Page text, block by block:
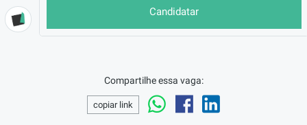
VAGA AFIRMATIVA
Construção Civil
BENEFÍCIOS
Candidatar
Compartilhe essa vaga:
copiar link